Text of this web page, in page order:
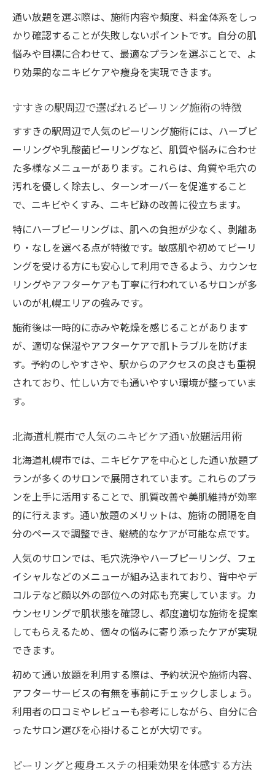
本気で肌質改善を望むなら通い放題も選択肢
ニキビケアで通い放題を選ぶ理由とメリッ
トを解説
ピーリングと痩身の定期ケアで美肌をキー
札幌市の通い放題プランで肌質改善を実感
するコツ
ニキビケア目的の通い放題活用術と注意点
ピーリング通い放題の選び方と効果的な利
用法
口コミで話題のニキビケア最新事情を紹介
ニキビケア体験者の口コミに見るピーリン
グ施術の効果
札幌で話題の最新ニキビケアトレンドを徹
底解説
通い放題サロンの口コミが支持される理由
とは
韓国肌管理や水光ピーリングのリアルな体
験談
札幌市のニキビケアサロン選びで重視すべ
ニキビケアと痩身を同時に叶えるピーリン
グ施術法
札幌市で注目の痩身エステとピーリングの
併用効果
通い放題プランで美肌とボディラインを手
に入れる方法
ニキビケア重視の痩身施術で効率的に変化
を実感
ピーリングと痩身の相乗効果を高める通い
方
韓国肌管理も話題のピーリングで透明美肌へ
アの実力
札幌で人気の韓国式ピーリング体験の流れ
と効果
トと選び方
通い放題を選ぶ際は、施術内容や頻度、料金体系をしっ
かり確認することが失敗しないポイントです。自分の肌
悩みや目標に合わせて、最適なプランを選ぶことで、よ
り効果的なニキビケアや痩身を実現できます。
すすきの駅周辺で選ばれるピーリング施術の特徴
すすきの駅周辺で人気のピーリング施術には、ハーブピ
ーリングや乳酸菌ピーリングなど、肌質や悩みに合わせ
た多様なメニューがあります。これらは、角質や毛穴の
汚れを優しく除去し、ターンオーバーを促進すること
で、ニキビやくすみ、ニキビ跡の改善に役立ちます。
特にハーブピーリングは、肌への負担が少なく、剥離あ
り・なしを選べる点が特徴です。敏感肌や初めてピーリ
ングを受ける方にも安心して利用できるよう、カウンセ
リングやアフターケアも丁寧に行われているサロンが多
いのが札幌エリアの強みです。
施術後は一時的に赤みや乾燥を感じることがあります
が、適切な保湿やアフターケアで肌トラブルを防げま
す。予約のしやすさや、駅からのアクセスの良さも重視
されており、忙しい方でも通いやすい環境が整っていま
す。
北海道札幌市で人気のニキビケア通い放題活用術
北海道札幌市では、ニキビケアを中心とした通い放題プ
ランが多くのサロンで展開されています。これらのプラ
ンを上手に活用することで、肌質改善や美肌維持が効率
的に行えます。通い放題のメリットは、施術の間隔を自
分のペースで調整でき、継続的なケアが可能な点です。
人気のサロンでは、毛穴洗浄やハーブピーリング、フェ
イシャルなどのメニューが組み込まれており、背中やデ
コルテなど顔以外の部位への対応も充実しています。カ
ウンセリングで肌状態を確認し、都度適切な施術を提案
してもらえるため、個々の悩みに寄り添ったケアが実現
できます。
初めて通い放題を利用する際は、予約状況や施術内容、
アフターサービスの有無を事前にチェックしましょう。
利用者の口コミやレビューも参考にしながら、自分に合
ったサロン選びを心掛けることが大切です。
ピーリングと痩身エステの相乗効果を体感する方法